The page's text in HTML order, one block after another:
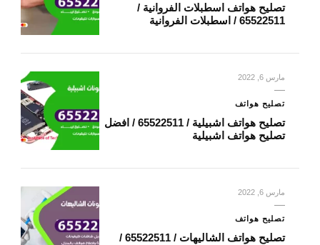
تصليح هواتف اسطبلات الفروانية /
65522511 / اسطبلات الفروانية
مارس 6, 2022
تصليح هواتف
تصليح هواتف اشبيلية / 65522511 / افضل
تصليح هواتف اشبيلية
مارس 6, 2022
تصليح هواتف
تصليح هواتف الشاليهات / 65522511 /